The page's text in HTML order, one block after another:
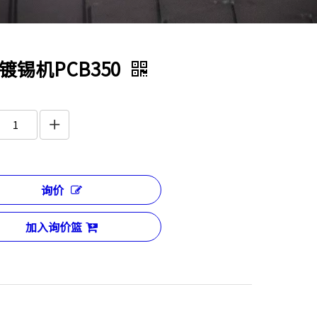
锡机PCB350
询价
加入询价篮